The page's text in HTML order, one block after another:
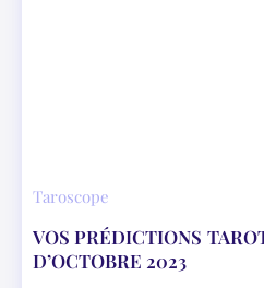
Taroscope
VOS PRÉDICTIONS
D’OCTOBRE 2023